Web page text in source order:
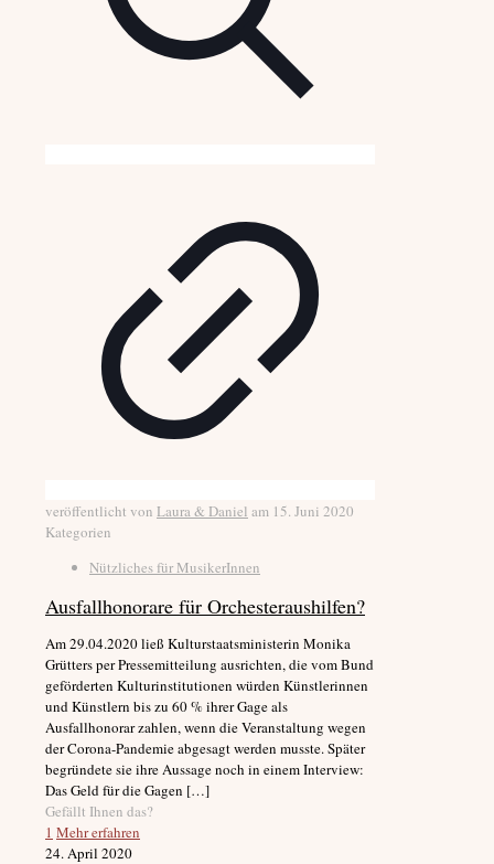
veröffentlicht von Laura & Daniel am 15. Juni 2020
Kategorien
Nützliches für MusikerInnen
Ausfallhonorare für Orchesteraushilfen?
Am 29.04.2020 ließ Kulturstaatsministerin Monika
Grütters per Pressemitteilung ausrichten, die vom Bund
geförderten Kulturinstitutionen würden Künstlerinnen
und Künstlern bis zu 60 % ihrer Gage als
Ausfallhonorar zahlen, wenn die Veranstaltung wegen
der Corona-Pandemie abgesagt werden musste. Später
begründete sie ihre Aussage noch in einem Interview:
Das Geld für die Gagen […]
Gefällt Ihnen das?
1 Mehr erfahren
24. April 2020